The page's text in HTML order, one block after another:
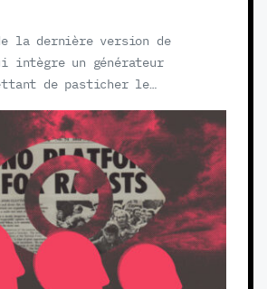
la dernière version de
intègre un générateur
de pasticher le…